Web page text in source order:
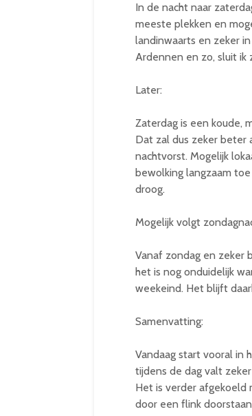
In de nacht naar
meeste plekken en
landinwaarts en zeker
Ardennen en zo, sluit
Later:
Zaterdag is een koude,
Dat zal dus zeker beter
nachtvorst. Mogelijk
bewolking langzaam
droog.
Mogelijk volgt
Vanaf zondag en zeker
het is nog onduidelijk
weekeind. Het blijft
Samenvatting:
Vandaag start vooral in
tijdens de dag valt
Het is verder afgekoeld
door een flink